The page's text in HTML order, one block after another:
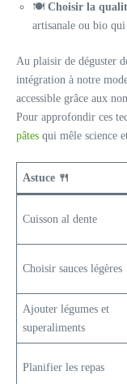
🍽️ Choisir la
artisanale ou bio
Au plaisir de déguster
intégration à notre
accessible grâce aux
Pour approfondir ces
pâtes qui mêle science
Astuce 🍴
Cuisson al dente
Choisir sauces légères
Ajouter légumes et
superaliments
Planifier les repas